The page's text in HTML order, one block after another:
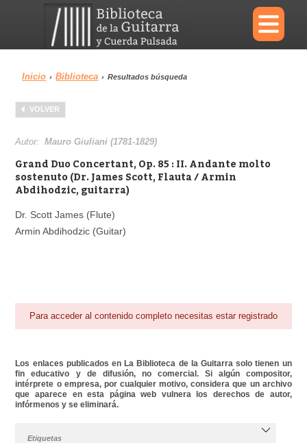
×
Menu
Biblioteca
Área personal
Inicio › Biblioteca › Resultados búsqueda
VOLVER
Autor:Mauro Giuliani (1781-1829)
Grand Duo Concertant, Op. 85 : II. Andante molto
sostenuto (Dr. James Scott, Flauta / Armin
Abdihodzic, guitarra)
Dr. Scott James (Flute)
Armin Abdihodzic (Guitar)
Para acceder al contenido completo necesitas estar registrado
Los enlaces publicados en La Biblioteca de la Guitarra solo tienen un
fin educativo y de difusión, no comercial. Si algún compositor,
intérprete o empresa, por cualquier motivo, considera que un archivo
que aparece en esta página web vulnera los derechos de autor,
infórmenos y se eliminará.
Etiquetas